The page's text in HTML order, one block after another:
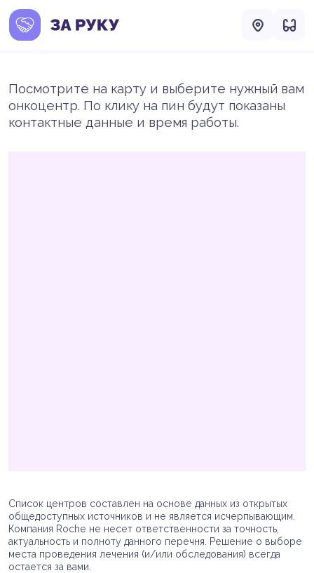
Посмотрите на карту и выберите нужный вам
онкоцентр. По клику на пин будут показаны
контактные данные и время работы.
Список центров составлен на основе данных из открытых
общедоступных источников и не является исчерпывающим.
Компания Roche не несет ответственности за точность,
актуальность и полноту данного перечня. Решение о выборе
места проведения лечения (и/или обследования) всегда
остается за вами.